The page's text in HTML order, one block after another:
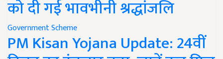
को दी गई भावभीनी श्रद्धांजलि
Government Scheme
PM Kisan Yojana Update: 24वीं